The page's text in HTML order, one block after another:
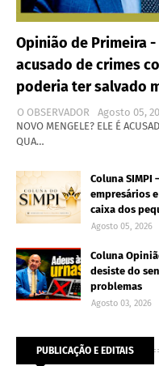
Opinião de Primeira
acusado de crimes
poderia ter salvado
O OBSERVADOR
Agosto 05,
NOVO MENGELE? ELE É
QUA…
Coluna
empresários
caixa dos
Agosto 05, 2026
Coluna
desiste do
problemas
Agosto 03, 2026
PUBLICAÇÃO E EDITAIS